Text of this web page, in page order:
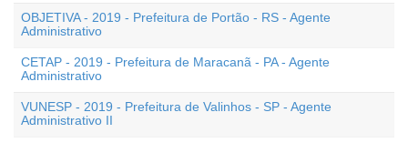
OBJETIVA - 2019 - Prefeitura de Portão - RS - Agente
Administrativo
CETAP - 2019 - Prefeitura de Maracanã - PA - Agente
Administrativo
VUNESP - 2019 - Prefeitura de Valinhos - SP - Agente
Administrativo II